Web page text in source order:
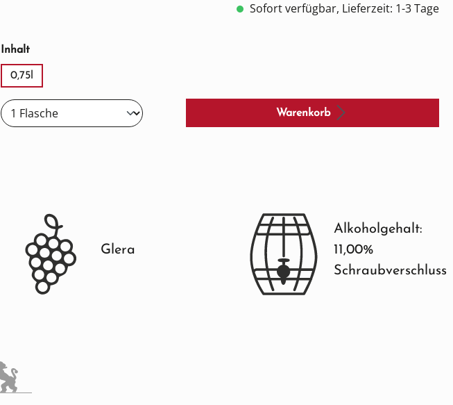
Sofort verfügbar, Lieferzeit: 1-3 Tage
Inhaltauswählen
0,75l
Warenkorb
Glera
Alkoholgehalt:
11,00%
Schraubverschluss